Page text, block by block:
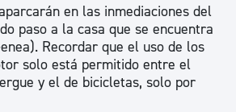
en las inmediaciones del
paso a la casa que se encuentra
Recordar que el uso de los
solo está permitido entre el
y el de bicicletas, solo por